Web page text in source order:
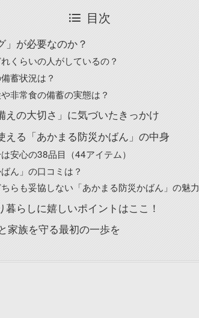
目次
」が必要なのか？
くらいの人がしているの？
蓄状況は？
非常食の備蓄の実態は？
えの大切さ」に気づいたきっかけ
える「あかまる防災かばん」の中身
安心の38品目（44アイテム）
ん」の口コミは？
らも妥協しない「あかまる防災かばん」の魅力
らしに嬉しいポイントはここ！
族を守る最初の一歩を